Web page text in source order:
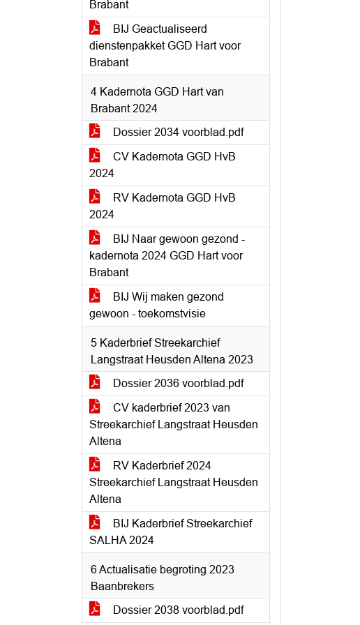
Brabant
BIJ Geactualiseerd
dienstenpakket GGD Hart voor
Brabant
4 Kadernota GGD Hart van
Brabant 2024
Dossier 2034 voorblad.pdf
CV Kadernota GGD HvB
2024
RV Kadernota GGD HvB
2024
BIJ Naar gewoon gezond -
kadernota 2024 GGD Hart voor
Brabant
BIJ Wij maken gezond
gewoon - toekomstvisie
5 Kaderbrief Streekarchief
Langstraat Heusden Altena 2023
Dossier 2036 voorblad.pdf
CV kaderbrief 2023 van
Streekarchief Langstraat Heusden
Altena
RV Kaderbrief 2024
Streekarchief Langstraat Heusden
Altena
BIJ Kaderbrief Streekarchief
SALHA 2024
6 Actualisatie begroting 2023
Baanbrekers
Dossier 2038 voorblad.pdf